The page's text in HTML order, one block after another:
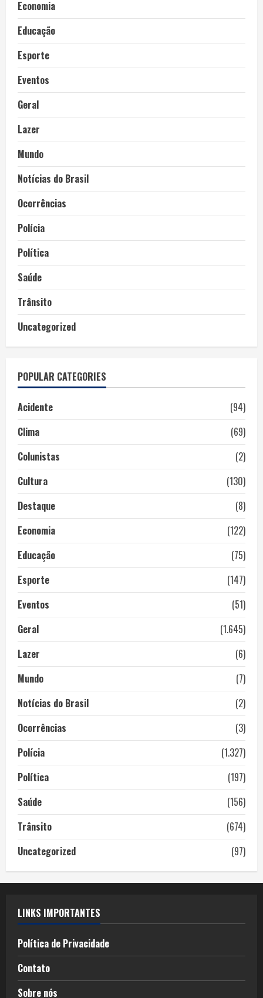
Economia
Educação
Esporte
Eventos
Geral
Lazer
Mundo
Notícias do Brasil
Ocorrências
Polícia
Política
Saúde
Trânsito
Uncategorized
POPULAR CATEGORIES
Acidente
(94)
Clima
(69)
Colunistas
(2)
Cultura
(130)
Destaque
(8)
Economia
(122)
Educação
(75)
Esporte
(147)
Eventos
(51)
Geral
(1.645)
Lazer
(6)
Mundo
(7)
Notícias do Brasil
(2)
Ocorrências
(3)
Polícia
(1.327)
Política
(197)
Saúde
(156)
Trânsito
(674)
Uncategorized
(97)
LINKS IMPORTANTES
Política de Privacidade
Contato
Sobre nós